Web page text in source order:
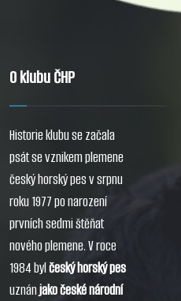
O klubu ČHP
Historie klubu se začala
psát se vznikem plemene
český horský pes v srpnu
roku 1977 po narození
prvních sedmi štěňat
nového plemene. V roce
1984 bylčeský horský pes
uznánjako české národní